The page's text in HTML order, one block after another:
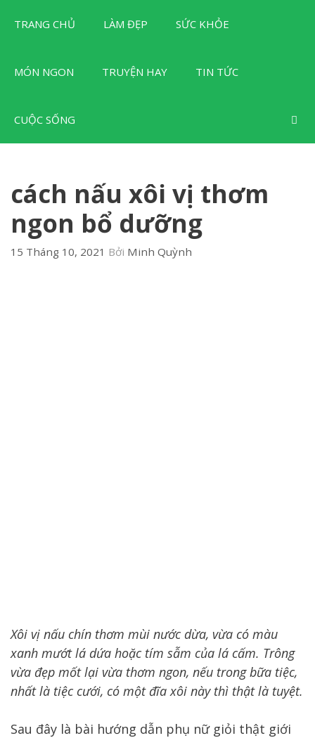
đến
dung
TRANG CHỦ LÀM ĐẸP SỨC KHỎE
MÓN NGON TRUYỆN HAY TIN TỨC
CUỘC SỐNG
cách nấu xôi vị thơm
ngon bổ dưỡng
15 Tháng 10, 2021 Bởi Minh Quỳnh
Xôi vị nấu chín thơm mùi nước dừa, vừa có màu
xanh mướt lá dứa hoặc tím sẫm của lá cấm. Trông
vừa đẹp mốt lại vừa thơm ngon, nếu trong bữa tiệc,
nhất là tiệc cưới, có một đĩa xôi này thì thật là tuyệt.
Sau đây là bài hướng dẫn phụ nữ giỏi thật giới